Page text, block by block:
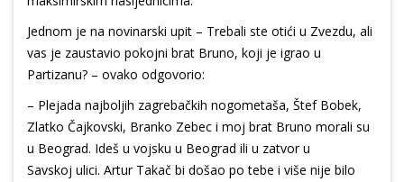
Jednom je na novinarski upit – Trebali ste otići u Zvezdu, ali
vas je zaustavio pokojni brat Bruno, koji je igrao u
Partizanu? – ovako odgovorio:
– Plejada najboljih zagrebačkih nogometaša, Štef Bobek,
Zlatko Čajkovski, Branko Zebec i moj brat Bruno morali su
u Beograd. Ideš u vojsku u Beograd ili u zatvor u
Savskoj ulici. Artur Takač bi došao po tebe i više nije bilo